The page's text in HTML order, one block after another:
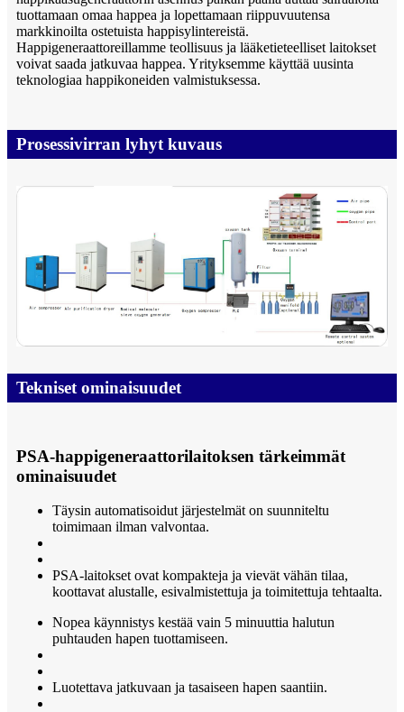
tuottamaan omaa happea ja lopettamaan riippuvuutensa
markkinoilta ostetuista happisylintereistä.
Happigeneraattoreillamme teollisuus ja lääketieteelliset laitokset
voivat saada jatkuvaa happea. Yrityksemme käyttää uusinta
teknologiaa happikoneiden valmistuksessa.
Prosessivirran lyhyt kuvaus
Tekniset ominaisuudet
PSA-happigeneraattorilaitoksen tärkeimmät
ominaisuudet
Täysin automatisoidut järjestelmät on suunniteltu
toimimaan ilman valvontaa.
PSA-laitokset ovat kompakteja ja vievät vähän tilaa,
koottavat alustalle, esivalmistettuja ja toimitettuja tehtaalta.
Nopea käynnistys kestää vain 5 minuuttia halutun
puhtauden hapen tuottamiseen.
Luotettava jatkuvaan ja tasaiseen hapen saantiin.